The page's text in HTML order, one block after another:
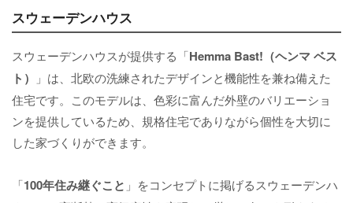
スウェーデンハウス
スウェーデンハウスが提供する「Hemma Bast!（ヘンマ ベス
ト）
」は、北欧の洗練されたデザインと機能性を兼ね備えた
住宅です。このモデルは、色彩に富んだ外壁のバリエーショ
ンを提供しているため、規格住宅でありながら個性を大切に
した家づくりができます。
「100年住み継ぐこと 」をコンセプトに掲げるスウェーデンハ